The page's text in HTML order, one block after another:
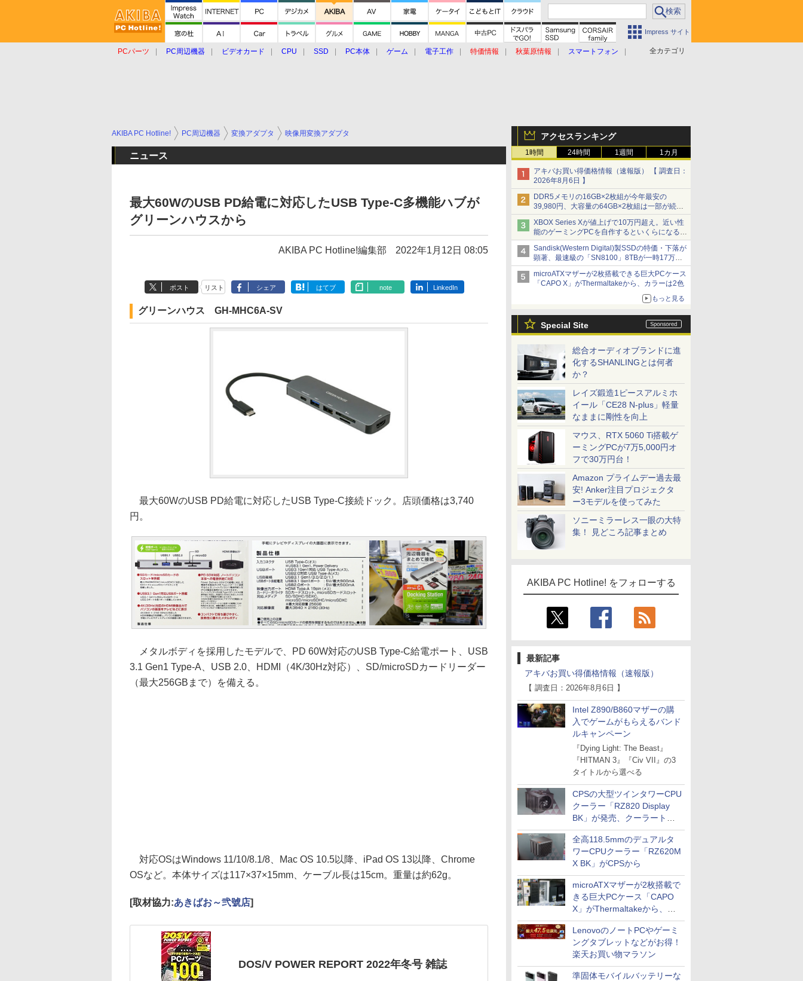
Impress サイト
全カテゴリ
PCパーツ PC周辺機器 ビデオカード CPU SSD PC本体 ゲーム 電子工作 特価情報 秋葉原情報
スマートフォン
アクセスランキング
1時間 24時間 1週間 1カ月
アキバお買い得価格情報（速報版） 【 調査日：
2026年8月6日 】
DDR5メモリの16GB×2枚組が今年最安の
39,980円、大容量の64GB×2枚組は一部が続騰
[8月前半のメモリ価格]
XBOX Series Xが値上げで10万円超え。近い性
能のゲーミングPCを自作するといくらになる？
【石田賀津男の『酒の肴にPCゲーム』】
Sandisk(Western Digital)製SSDの特価・下落が
顕著、最速級の「SN8100」8TBが一時17万円
割れ [8月前半のSSD価格]
microATXマザーが2枚搭載できる巨大PCケース
「CAPO X」がThermaltakeから、カラーは2色
もっと見る
Special Site
総合オーディオブランドに進
化するSHANLINGとは何者
か？
レイズ鍛造1ピースアルミホ
イール「CE28 N-plus」軽量
なままに剛性を向上
マウス、RTX 5060 Ti搭載ゲ
ーミングPCが7万5,000円オ
フで30万円台！
Amazon プライムデー過去最
安! Anker注目プロジェクタ
ー3モデルを使ってみた
ソニーミラーレス一眼の大特
集！ 見どころ記事まとめ
AKIBA PC Hotline! をフォローする
最新記事
アキバお買い得価格情報（速報版）
【 調査日：2026年8月6日 】
Intel Z890/B860マザーの購
入でゲームがもらえるバンド
ルキャンペーン
『Dying Light: The Beast』
『HITMAN 3』『Civ VII』の3
タイトルから選べる
CPSの大型ツインタワーCPU
クーラー「RZ820 Display
BK」が発売、クーラートッ
プに5インチ液晶搭載
全高118.5mmのデュアルタ
ワーCPUクーラー「RZ620M
X BK」がCPSから
microATXマザーが2枚搭載で
きる巨大PCケース「CAPO
X」がThermaltakeから、カ
ラーは2色
LenovoのノートPCやゲーミ
ングタブレットなどがお得！
楽天お買い物マラソン
準固体モバイルバッテリーな
AKIBA PC Hotline! PC周辺機器 変換アダプタ 映像用変換アダプタ
ニュース
最大60WのUSB PD給電に対応したUSB Type-C多機能ハブが
グリーンハウスから
AKIBA PC Hotline!編集部 2022年1月12日 08:05
ポスト リスト シェア はてブ note LinkedIn
グリーンハウス GH-MHC6A-SV
最大60WのUSB PD給電に対応したUSB Type-C接続ドック。店頭価格は3,740
円。
メタルボディを採用したモデルで、PD 60W対応のUSB Type-C給電ポート、USB
3.1 Gen1 Type-A、USB 2.0、HDMI（4K/30Hz対応）、SD/microSDカードリーダー
（最大256GBまで）を備える。
対応OSはWindows 11/10/8.1/8、Mac OS 10.5以降、iPad OS 13以降、Chrome
OSなど。本体サイズは117×37×15mm、ケーブル長は15cm。重量は約62g。
[取材協力:あきばお～弐號店]
DOS/V POWER REPORT 2022年冬号 雑誌